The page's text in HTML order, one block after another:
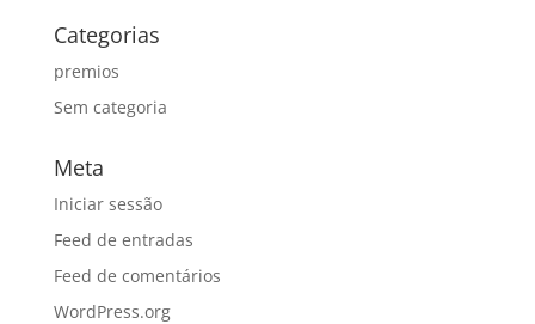
Categorias
premios
Sem categoria
Meta
Iniciar sessão
Feed de entradas
Feed de comentários
WordPress.org